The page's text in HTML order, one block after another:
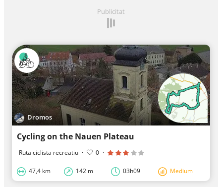
Publicitat
Dromos
Cycling on the Nauen Plateau
Ruta ciclista recreatiu · 0 ·
47,4 km 142 m 03h09 Medium